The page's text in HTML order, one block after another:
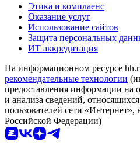
Этика и комплаенс
Оказание услуг
Использование сайтов
Защита персональных
ИТ аккредитация
На информационном ресурсе
рекомендательные технологии
предоставления информации на
и анализа сведений,
пользователей сети
Российской Федерации)